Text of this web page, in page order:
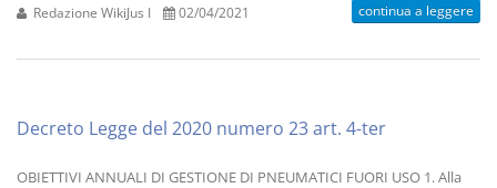
Redazione WikiJus I 02/04/2021 continua a leggere
Decreto Legge del 2020 numero 23 art. 4-ter
OBIETTIVI ANNUALI DI GESTIONE DI PNEUMATICI FUORI USO 1. Alla